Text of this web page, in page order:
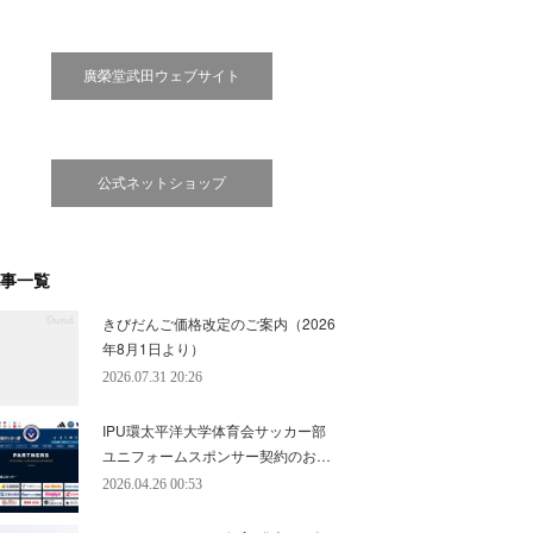
廣榮堂武田ウェブサイト
公式ネットショップ
一覧
きびだんご価格改定のご案内（2026
年8月1日より）
2026.07.31 20:26
IPU環太平洋大学体育会サッカー部
ユニフォームスポンサー契約のお…
2026.04.26 00:53